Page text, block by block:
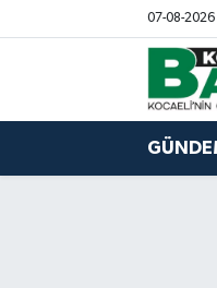
07-08-2026
Kocaeli Nöbetçi
Kocaeli Hava